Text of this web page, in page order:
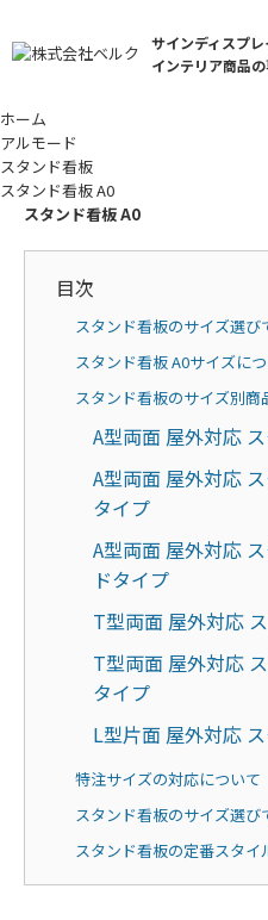
サインディスプ
インテリア商品
ホーム
アルモード
スタンド看板
スタンド看板 A0
スタンド看板 A0
目次
スタンド看板のサイズ選び
スタンド看板 A0サイズに
スタンド看板のサイズ別商
A型両面 屋外対応
A型両面 屋外対応
タイプ
A型両面 屋外対応
ドタイプ
T型両面 屋外対応
T型両面 屋外対応
タイプ
L型片面 屋外対応
特注サイズの対応について
スタンド看板のサイズ選び
スタンド看板の定番スタイ